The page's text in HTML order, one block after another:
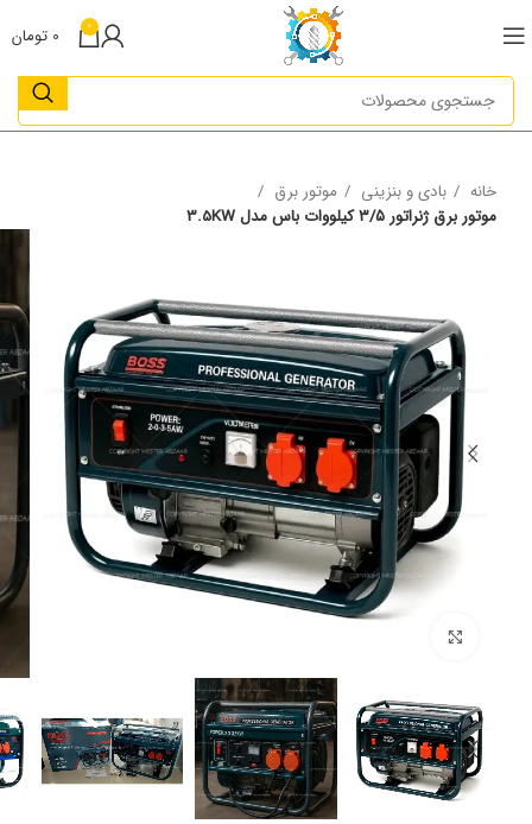
0
0 تومان
خانه بادی و بنزینی
موتور برق
موتور برق ژنراتور ۳/۵ کیلووات باس مدل 3.5KW